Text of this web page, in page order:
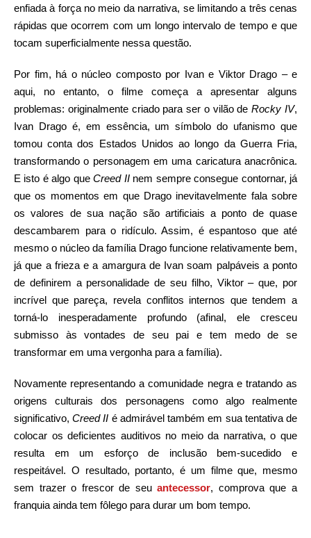
enfiada à força no meio da narrativa, se limitando a três cenas
rápidas que ocorrem com um longo intervalo de tempo e que
tocam superficialmente nessa questão.
Por fim, há o núcleo composto por Ivan e Viktor Drago – e
aqui, no entanto, o filme começa a apresentar alguns
problemas: originalmente criado para ser o vilão deRocky IV,
Ivan Drago é, em essência, um símbolo do ufanismo que
tomou conta dos Estados Unidos ao longo da Guerra Fria,
transformando o personagem em uma caricatura anacrônica.
E isto é algo queCreed IInem sempre consegue contornar, já
que os momentos em que Drago inevitavelmente fala sobre
os valores de sua nação são artificiais a ponto de quase
descambarem para o ridículo. Assim, é espantoso que até
mesmo o núcleo da família Drago funcione relativamente bem,
já que a frieza e a amargura de Ivan soam palpáveis a ponto
de definirem a personalidade de seu filho, Viktor – que, por
incrível que pareça, revela conflitos internos que tendem a
torná-lo inesperadamente profundo (afinal, ele cresceu
submisso às vontades de seu pai e tem medo de se
transformar em uma vergonha para a família).
Novamente representando a comunidade negra e tratando as
origens culturais dos personagens como algo realmente
significativo,Creed II é admirável também em sua tentativa de
colocar os deficientes auditivos no meio da narrativa, o que
resulta em um esforço de inclusão bem-sucedido e
respeitável. O resultado, portanto, é um filme que, mesmo
sem trazer o frescor de seuantecessor, comprova que a
franquia ainda tem fôlego para durar um bom tempo.